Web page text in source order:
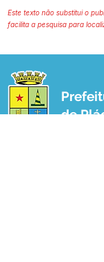
Este texto não substitui o
facilita a pesquisa para
de